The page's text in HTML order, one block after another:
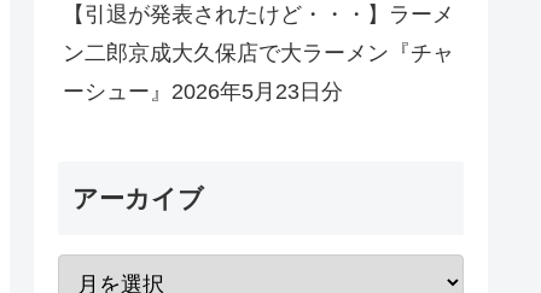
【引退が発表されたけど・・・】ラーメ
ン二郎京成大久保店で大ラーメン『チャ
ーシュー』2026年5月23日分
アーカイブ